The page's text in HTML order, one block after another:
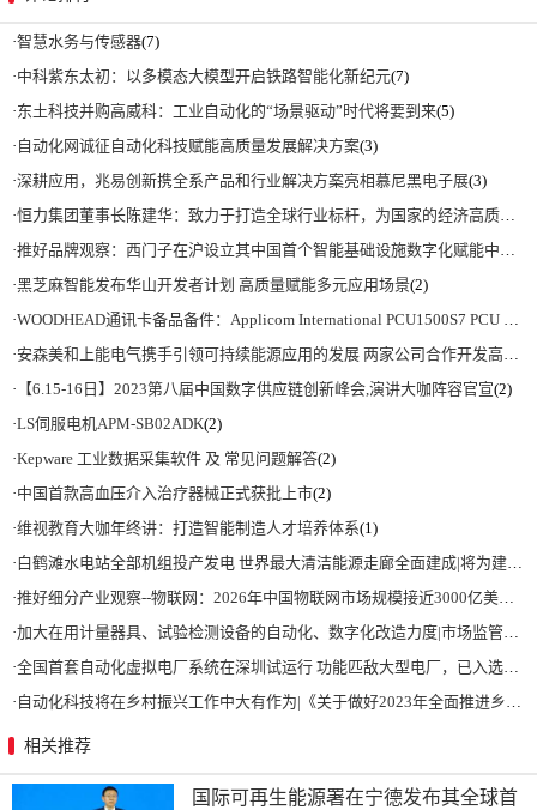
·智慧水务与传感器(7)
·中科紫东太初：以多模态大模型开启铁路智能化新纪元(7)
·东土科技并购高威科：工业自动化的“场景驱动”时代将要到来(5)
· 自动化网诚征自动化科技赋能高质量发展解决方案(3)
·深耕应用，兆易创新携全系产品和行业解决方案亮相慕尼黑电子展(3)
·恒力集团董事长陈建华：致力于打造全球行业标杆，为国家的经济高质量发展贡献更大力量|上海电气集团党委书记、董事长吴磊来访
·推好品牌观察：西门子在沪设立其中国首个智能基础设施数字化赋能中心
·黑芝麻智能发布华山开发者计划 高质量赋能多元应用场景(2)
·WOODHEAD通讯卡备品备件：Applicom International PCU1500S7 PCU 1500 S7 V4.5.0
·安森美和上能电气携手引领可持续能源应用的发展 两家公司合作开发高性能储能和太阳能组串式逆变器方案 以实现可持续的未来
· 【6.15-16日】2023第八届中国数字供应链创新峰会,演讲大咖阵容官宣(2)
·LS伺服电机APM-SB02ADK(2)
·Kepware 工业数据采集软件 及 常见问题解答(2)
·中国首款高血压介入治疗器械正式获批上市(2)
·维视教育大咖年终讲：打造智能制造人才培养体系(1)
·白鹤滩水电站全部机组投产发电 世界最大清洁能源走廊全面建成|将为建设新型能源体系、保障国家能源安全、实现“双碳”目标提供有力支撑
·推好细分产业观察--物联网：2026年中国物联网市场规模接近3000亿美元 智慧工厂、智慧城市、智慧电网等将占60%以上
·加大在用计量器具、试验检测设备的自动化、数字化改造力度|市场监管总局 工业和信息化部 关于促进企业计量能力提升的指导意见
·全国首套自动化虚拟电厂系统在深圳试运行 功能匹敌大型电厂，已入选国际典型案例
· 自动化科技将在乡村振兴工作中大有作为|《关于做好2023年全面推进乡村振兴重点工作的意见》发布
相关推荐
国际可再生能源署在宁德发布其全球首